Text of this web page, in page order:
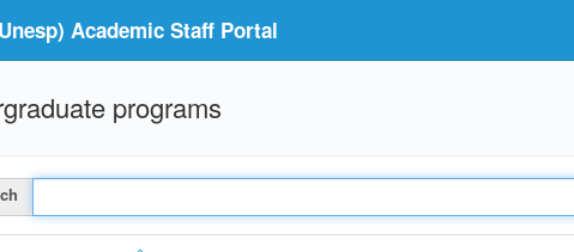
Academic Staff Portal
programs